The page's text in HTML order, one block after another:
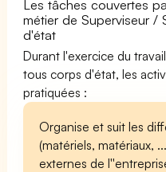
Les tâches couvertes
métier de Superviseur /
d'état
Durant l'exercice du
tous corps d'état, les
pratiquées :
Organise et suit les
(matériels, matériaux,
externes de